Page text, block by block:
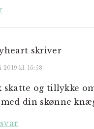
skriver
2019 kl. 16:58
skatte og tillykke
din skønne